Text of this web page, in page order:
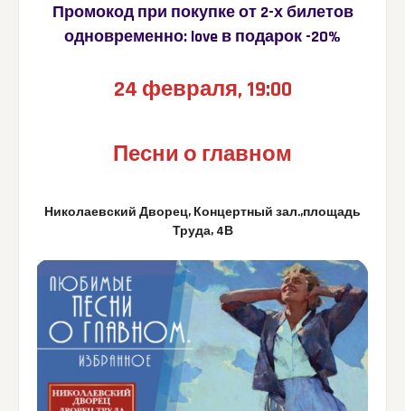
Промокод при покупке от 2-х билетов
одновременно: love в подарок -20%
24 февраля, 19:00
Песни о главном
Николаевский Дворец, Концертный зал.,площадь
Труда, 4В